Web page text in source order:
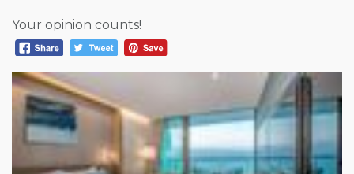
Your opinion counts!